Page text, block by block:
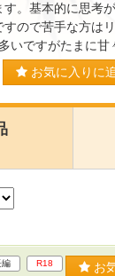
す。基本的に思考
すので苦手な方は
いですがたまに甘
お気に入りに
編 R18 お